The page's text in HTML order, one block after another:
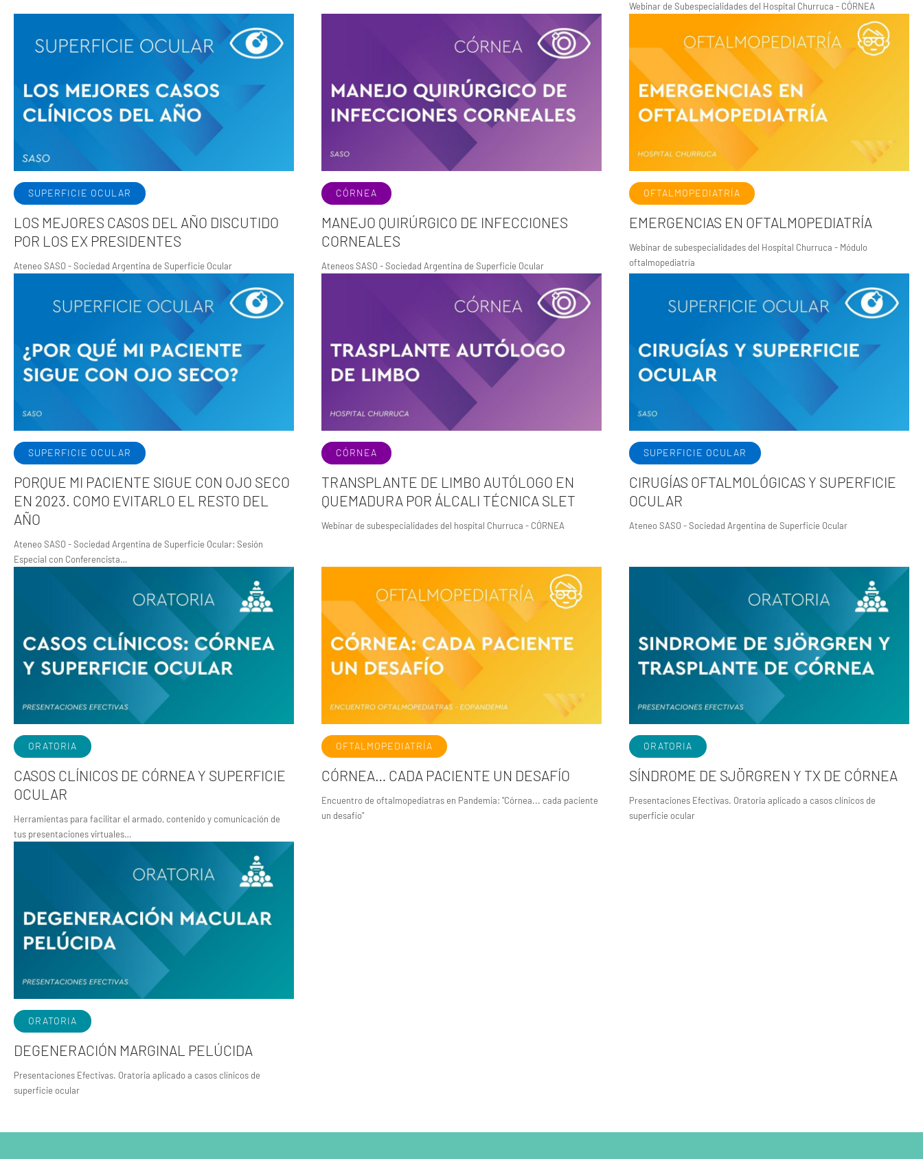
Webinar de Subespecialidades del Hospital Churruca - CÓRNEA
SUPERFICIE OCULAR
LOS MEJORES CASOS DEL AÑO DISCUTIDO
POR LOS EX PRESIDENTES
Ateneo SASO - Sociedad Argentina de Superficie Ocular
CÓRNEA
MANEJO QUIRÚRGICO DE INFECCIONES
CORNEALES
Ateneos SASO - Sociedad Argentina de Superficie Ocular
OFTALMOPEDIATRÍA
EMERGENCIAS EN OFTALMOPEDIATRÍA
Webinar de subespecialidades del Hospital Churruca - Módulo
oftalmopediatría
SUPERFICIE OCULAR
PORQUE MI PACIENTE SIGUE CON OJO SECO
EN 2023. COMO EVITARLO EL RESTO DEL
AÑO
Ateneo SASO - Sociedad Argentina de Superficie Ocular: Sesión
Especial con Conferencista…
CÓRNEA
TRANSPLANTE DE LIMBO AUTÓLOGO EN
QUEMADURA POR ÁLCALI TÉCNICA SLET
Webinar de subespecialidades del hospital Churruca - CÓRNEA
SUPERFICIE OCULAR
CIRUGÍAS OFTALMOLÓGICAS Y SUPERFICIE
OCULAR
Ateneo SASO - Sociedad Argentina de Superficie Ocular
ORATORIA
CASOS CLÍNICOS DE CÓRNEA Y SUPERFICIE
OCULAR
Herramientas para facilitar el armado, contenido y comunicación de
tus presentaciones virtuales…
OFTALMOPEDIATRÍA
CÓRNEA… CADA PACIENTE UN DESAFÍO
Encuentro de oftalmopediatras en Pandemia: "Córnea... cada paciente
un desafío"
ORATORIA
SÍNDROME DE SJÖRGREN Y TX DE CÓRNEA
Presentaciones Efectivas. Oratoria aplicado a casos clínicos de
superficie ocular
ORATORIA
DEGENERACIÓN MARGINAL PELÚCIDA
Presentaciones Efectivas. Oratoria aplicado a casos clínicos de
superficie ocular